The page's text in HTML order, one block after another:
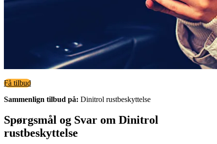
Få tilbud
Sammenlign tilbud på: Dinitrol rustbeskyttelse
Spørgsmål og Svar om Dinitrol
rustbeskyttelse